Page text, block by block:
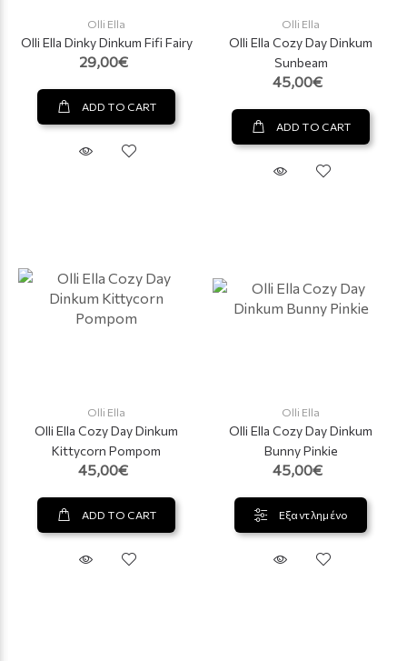
Olli Ella
Olli Ella Dinky Dinkum Fifi Fairy
29,00€
ADD TO CART
Olli Ella
Olli Ella Cozy Day Dinkum
Sunbeam
45,00€
ADD TO CART
Olli Ella
Olli Ella Cozy Day Dinkum
Kittycorn Pompom
45,00€
ADD TO CART
Olli Ella
Olli Ella Cozy Day Dinkum
Bunny Pinkie
45,00€
Εξαντλημένο